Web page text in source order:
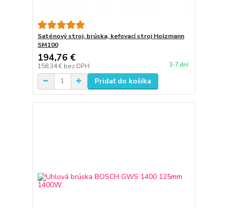
Saténový stroj, brúska, kefovací stroj Holzmann
SM100
194,76 €
158,34 € bez DPH 3-7 dní
Pridať do košíka